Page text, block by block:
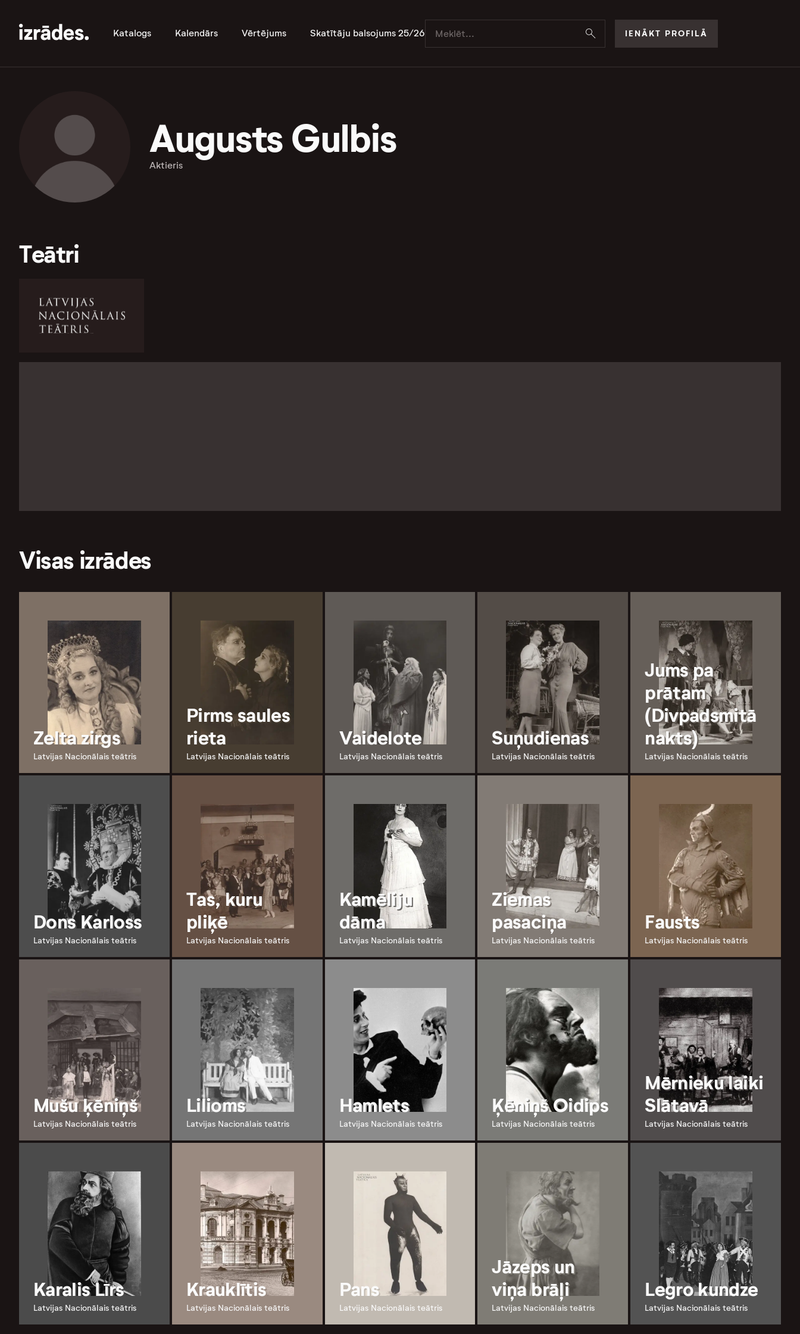
Katalogs Kalendārs Vērtējums Skatītāju balsojums 25/26 IENĀKT PROFILĀ
Augusts Gulbis
Aktieris
Teātri
Visas izrādes
Zelta zirgs
Latvijas Nacionālais teātris
Pirms saules
rieta
Latvijas Nacionālais teātris
Vaidelote
Latvijas Nacionālais teātris
Suņudienas
Latvijas Nacionālais teātris
Jums pa
prātam
(Divpadsmitā
nakts)
Latvijas Nacionālais teātris
Dons Karloss
Latvijas Nacionālais teātris
Tas, kuru
pliķē
Latvijas Nacionālais teātris
Kamēliju
dāma
Latvijas Nacionālais teātris
Ziemas
pasaciņa
Latvijas Nacionālais teātris
Fausts
Latvijas Nacionālais teātris
Mušu ķēniņš
Latvijas Nacionālais teātris
Lilioms
Latvijas Nacionālais teātris
Hamlets
Latvijas Nacionālais teātris
Ķēniņš Oidips
Latvijas Nacionālais teātris
Mērnieku laiki
Slātavā
Latvijas Nacionālais teātris
Karalis Līrs
Latvijas Nacionālais teātris
Krauklītis
Latvijas Nacionālais teātris
Pans
Latvijas Nacionālais teātris
Jāzeps un
viņa brāļi
Latvijas Nacionālais teātris
Legro kundze
Latvijas Nacionālais teātris